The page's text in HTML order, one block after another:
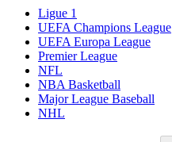
Ligue 1
UEFA Champions League
UEFA Europa League
Premier League
NFL
NBA Basketball
Major League Baseball
NHL